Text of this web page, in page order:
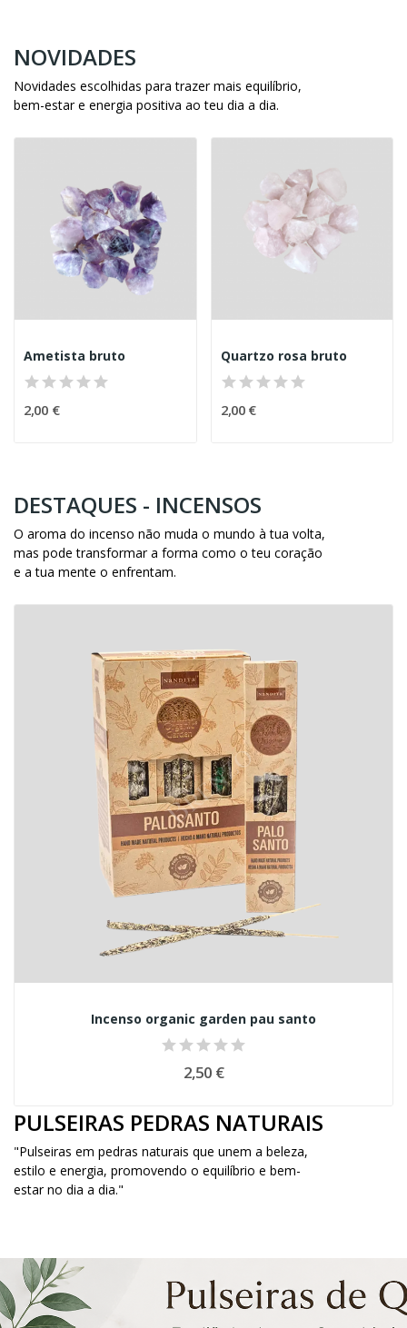
NOVIDADES
Novidades escolhidas para trazer mais equilíbrio,
bem-estar e energia positiva ao teu dia a dia.
Ametista bruto
2,00 €
Quartzo rosa bruto
2,00 €
DESTAQUES - INCENSOS
O aroma do incenso não muda o mundo à tua volta,
mas pode transformar a forma como o teu coração
e a tua mente o enfrentam.
Incenso organic garden pau santo
2,50 €
PULSEIRAS PEDRAS NATURAIS
"Pulseiras em pedras naturais que unem a beleza,
estilo e energia, promovendo o equilíbrio e bem-
estar no dia a dia."